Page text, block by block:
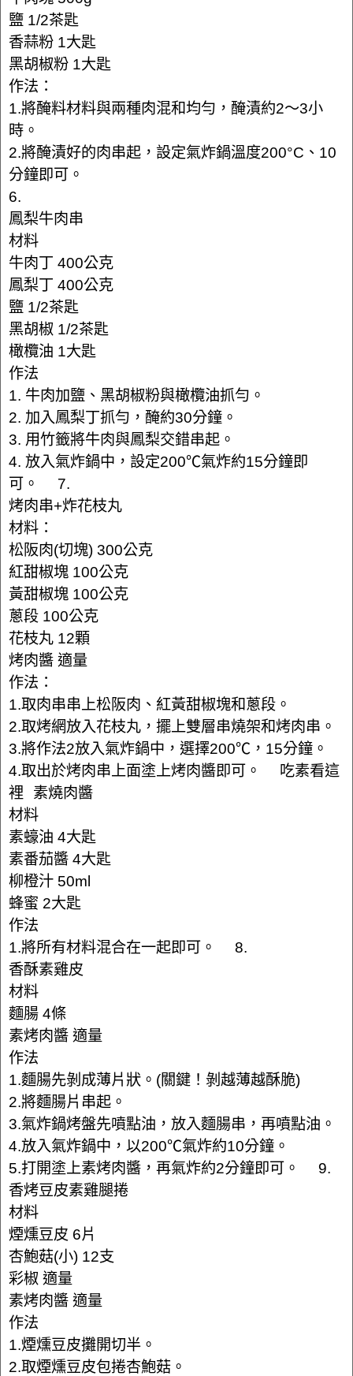
鹽 1/2茶匙
香蒜粉 1大匙
黑胡椒粉 1大匙
作法：
1.將醃料材料與兩種肉混和均勻，醃漬約2～3小
時。
2.將醃漬好的肉串起，設定氣炸鍋溫度200°C、10
分鐘即可。
6.
鳳梨牛肉串
材料
牛肉丁 400公克
鳳梨丁 400公克
鹽 1/2茶匙
黑胡椒 1/2茶匙
橄欖油 1大匙
作法
1. 牛肉加鹽、黑胡椒粉與橄欖油抓勻。
2. 加入鳳梨丁抓勻，醃約30分鐘。
3. 用竹籤將牛肉與鳳梨交錯串起。
4. 放入氣炸鍋中，設定200℃氣炸約15分鐘即
可。 7.
烤肉串+炸花枝丸
材料：
松阪肉(切塊) 300公克
紅甜椒塊 100公克
黃甜椒塊 100公克
蔥段 100公克
花枝丸 12顆
烤肉醬 適量
作法：
1.取肉串串上松阪肉、紅黃甜椒塊和蔥段。
2.取烤網放入花枝丸，擺上雙層串燒架和烤肉串。
3.將作法2放入氣炸鍋中，選擇200℃，15分鐘。
4.取出於烤肉串上面塗上烤肉醬即可。 吃素看這
裡 素燒肉醬
材料
素蠔油 4大匙
素番茄醬 4大匙
柳橙汁 50ml
蜂蜜 2大匙
作法
1.將所有材料混合在一起即可。 8.
香酥素雞皮
材料
麵腸 4條
素烤肉醬 適量
作法
1.麵腸先剝成薄片狀。(關鍵！剝越薄越酥脆)
2.將麵腸片串起。
3.氣炸鍋烤盤先噴點油，放入麵腸串，再噴點油。
4.放入氣炸鍋中，以200℃氣炸約10分鐘。
5.打開塗上素烤肉醬，再氣炸約2分鐘即可。 9.
香烤豆皮素雞腿捲
材料
煙燻豆皮 6片
杏鮑菇(小) 12支
彩椒 適量
素烤肉醬 適量
作法
1.煙燻豆皮攤開切半。
2.取煙燻豆皮包捲杏鮑菇。